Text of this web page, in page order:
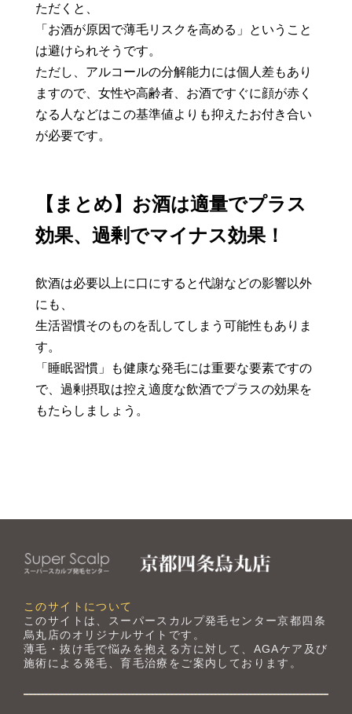
ただくと、
「お酒が原因で薄毛リスクを高める」ということ
は避けられそうです。
ただし、アルコールの分解能力には個人差もあり
ますので、女性や高齢者、お酒ですぐに顔が赤く
なる人などはこの基準値よりも抑えたお付き合い
が必要です。
【まとめ】お酒は適量でプラス
効果、過剰でマイナス効果！
飲酒は必要以上に口にすると代謝などの影響以外
にも、
生活習慣そのものを乱してしまう可能性もありま
す。
「睡眠習慣」も健康な発毛には重要な要素ですの
で、過剰摂取は控え適度な飲酒でプラスの効果を
もたらしましょう。
このサイトについて
このサイトは、スーパースカルプ発毛センター京都四条
烏丸店のオリジナルサイトです。
薄毛・抜け毛で悩みを抱える方に対して、AGAケア及び
施術による発毛、育毛治療をご案内しております。